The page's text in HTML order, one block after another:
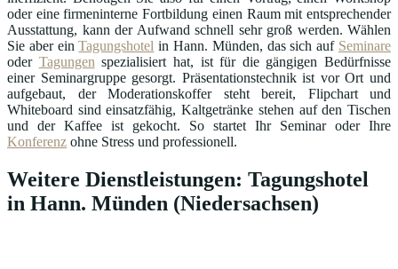
oder eine firmeninterne Fortbildung einen Raum mit entsprechender
Ausstattung, kann der Aufwand schnell sehr groß werden. Wählen
Sie aber einTagungshotel in Hann. Münden, das sich auf Seminare
oder Tagungen spezialisiert hat, ist für die gängigen Bedürfnisse
einer Seminargruppe gesorgt. Präsentationstechnik ist vor Ort und
aufgebaut, der Moderationskoffer steht bereit, Flipchart und
Whiteboard sind einsatzfähig, Kaltgetränke stehen auf den Tischen
und der Kaffee ist gekocht. So startet Ihr Seminar oder Ihre
Konferenz ohne Stress und professionell.
Weitere Dienstleistungen: Tagungshotel
in Hann. Münden (Niedersachsen)